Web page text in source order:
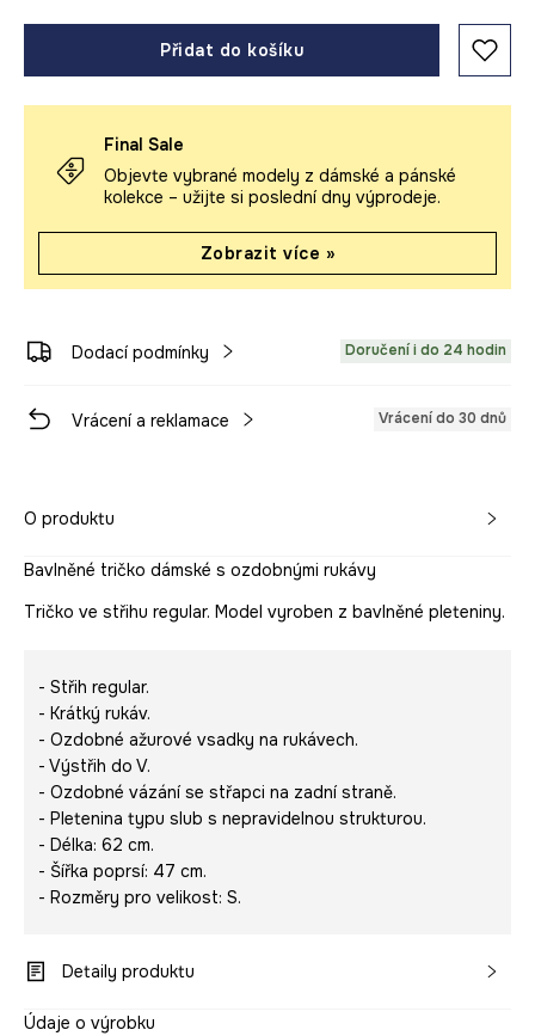
Přidat do košíku
Final Sale
Objevte vybrané modely z dámské a pánské
kolekce – užijte si poslední dny výprodeje.
Zobrazit více »
Dodací podmínky Doručení i do 24 hodin
Vrácení a reklamace Vrácení do 30 dnů
O produktu
Bavlněné tričko dámské s ozdobnými rukávy
Tričko ve střihu regular. Model vyroben z bavlněné pleteniny.
- Střih regular.
- Krátký rukáv.
- Ozdobné ažurové vsadky na rukávech.
- Výstřih do V.
- Ozdobné vázání se střapci na zadní straně.
- Pletenina typu slub s nepravidelnou strukturou.
- Délka: 62 cm.
- Šířka poprsí: 47 cm.
- Rozměry pro velikost: S.
Detaily produktu
Údaje o výrobku